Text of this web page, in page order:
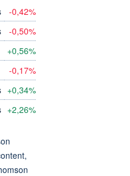
-0,42%
-0,50%
+0,56%
-0,17%
+0,34%
+2,26%